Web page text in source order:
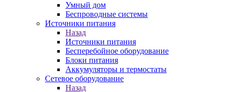
Умный дом
Беспроводные системы
Источники питания
Назад
Источники питания
Бесперебойное оборудование
Блоки питания
Аккумуляторы и термостаты
Сетевое оборудование
Назад